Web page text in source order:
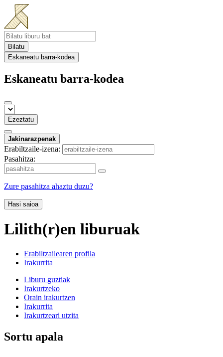
Bilatu
Eskaneatu barra-kodea
Eskaneatu barra-kodea
Ezeztatu
Jakinarazpenak
Erabiltzaile-izena:
Pasahitza:
Zure pasahitza ahaztu duzu?
Hasi saioa
Lilith(r)en liburuak
Erabiltzailearen profila
Irakurrita
Liburu guztiak
Irakurtzeko
Orain irakurtzen
Irakurrita
Irakurtzeari utzita
Sortu apala